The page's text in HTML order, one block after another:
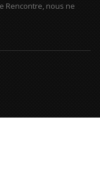
Rencontre, nous ne